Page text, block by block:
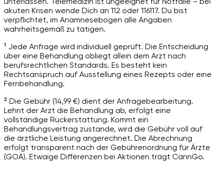
akuten Krisen wende Dich an 112 oder 116117. Du bist
verpflichtet, im Anamnesebogen alle Angaben
wahrheitsgemäß zu tätigen.
¹ Jede Anfrage wird individuell geprüft. Die Entscheidung
über eine Behandlung obliegt allein dem Arzt nach
berufsrechtlichen Standards. Es besteht kein
Rechtsanspruch auf Ausstellung eines Rezepts oder eine
Fernbehandlung.
² Die Gebühr (14,99 €) dient der Anfragebearbeitung.
Lehnt der Arzt die Behandlung ab, erfolgt eine
vollständige Rückerstattung. Kommt ein
Behandlungsvertrag zustande, wird die Gebühr voll auf
die ärztliche Leistung angerechnet. Die Abrechnung
erfolgt transparent nach der Gebührenordnung für Ärzte
(GOÄ). Etwaige Differenzen bei Aktionen trägt CannGo.